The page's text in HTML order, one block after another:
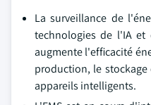
La surveillance de
technologies de l'IA et
augmente l'efficacité
production, le
appareils intelligents.